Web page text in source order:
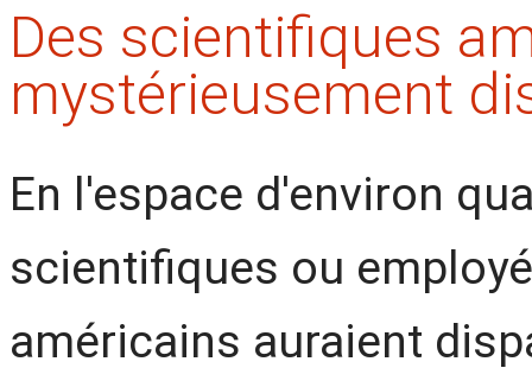
Des scientifiques
mystérieusement
En l'espace d'environ
scientifiques ou
américains auraient